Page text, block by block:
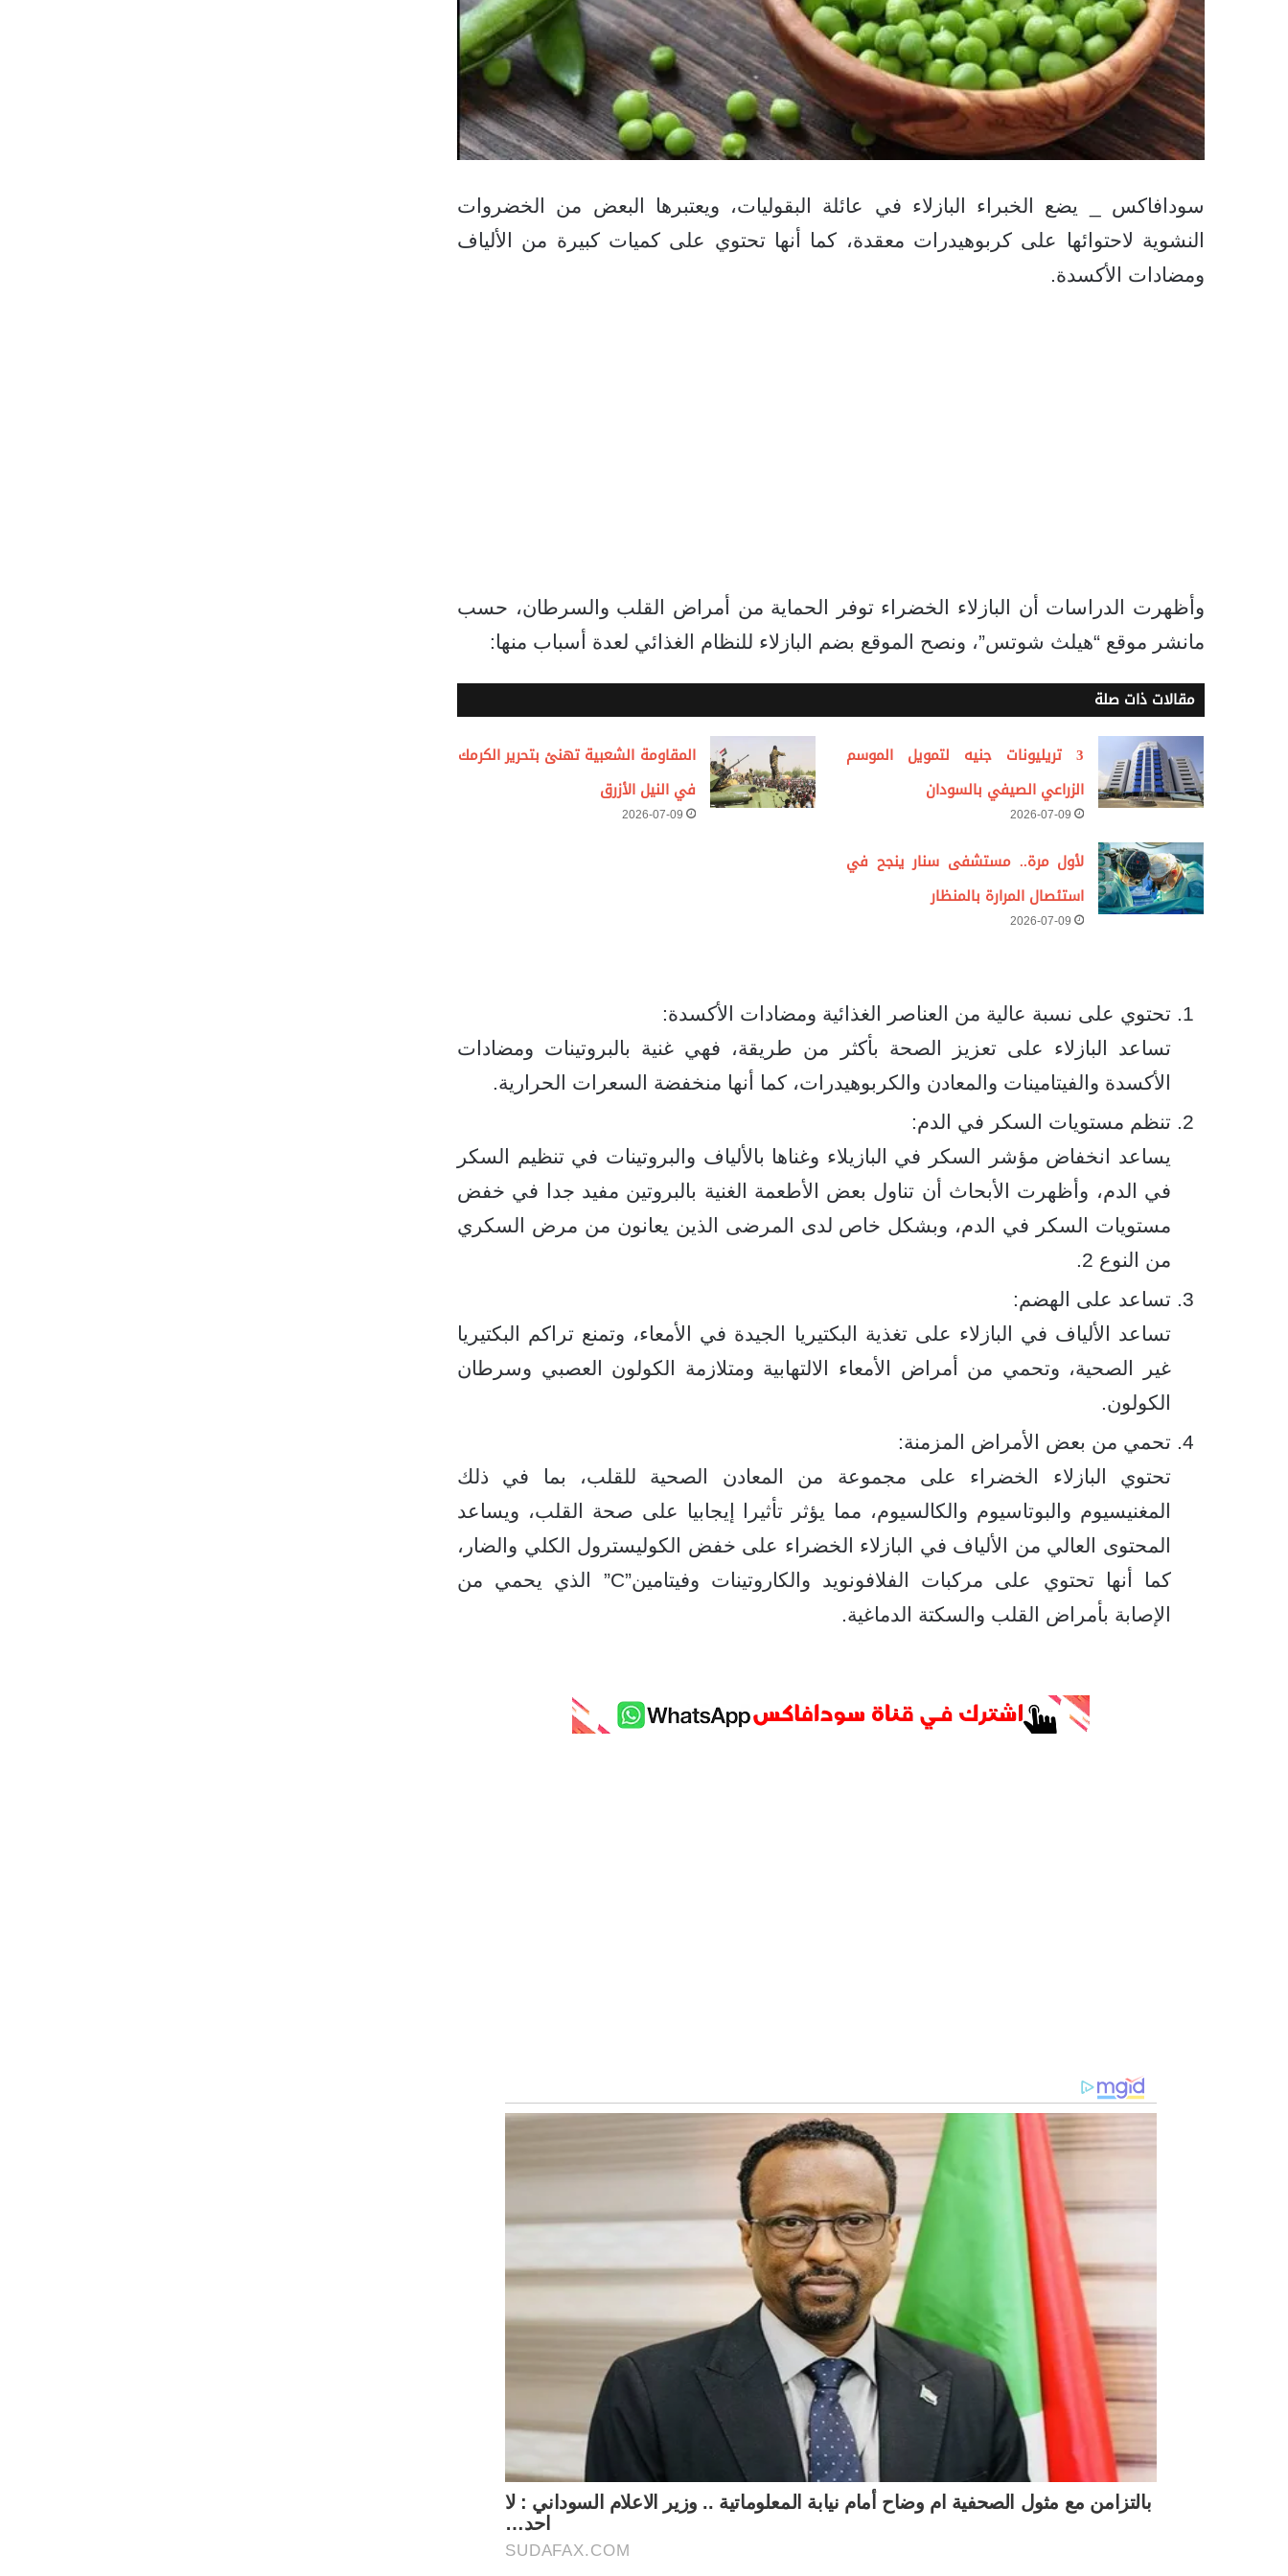
سودافاكس _ يضع الخبراء البازلاء في عائلة البقوليات، ويعتبرها البعض من الخضروات
النشوية لاحتوائها على كربوهيدرات معقدة، كما أنها تحتوي على كميات كبيرة من الألياف
ومضادات الأكسدة.
وأظهرت الدراسات أن البازلاء الخضراء توفر الحماية من أمراض القلب والسرطان، حسب
مانشر موقع “هيلث شوتس”، ونصح الموقع بضم البازلاء للنظام الغذائي لعدة أسباب منها:
مقالات ذات صلة
3 تريليونات جنيه لتمويل الموسم
الزراعي الصيفي بالسودان
2026-07-09
المقاومة الشعبية تهنئ بتحرير الكرمك
في النيل الأزرق
2026-07-09
لأول مرة.. مستشفى سنار ينجح في
استئصال المرارة بالمنظار
2026-07-09
تحتوي على نسبة عالية من العناصر الغذائية ومضادات الأكسدة:
تساعد البازلاء على تعزيز الصحة بأكثر من طريقة، فهي غنية بالبروتينات ومضادات
الأكسدة والفيتامينات والمعادن والكربوهيدرات، كما أنها منخفضة السعرات الحرارية.
تنظم مستويات السكر في الدم:
يساعد انخفاض مؤشر السكر في البازيلاء وغناها بالألياف والبروتينات في تنظيم السكر
في الدم، وأظهرت الأبحاث أن تناول بعض الأطعمة الغنية بالبروتين مفيد جدا في خفض
مستويات السكر في الدم، وبشكل خاص لدى المرضى الذين يعانون من مرض السكري
من النوع 2.
تساعد على الهضم:
تساعد الألياف في البازلاء على تغذية البكتيريا الجيدة في الأمعاء، وتمنع تراكم البكتيريا
غير الصحية، وتحمي من أمراض الأمعاء الالتهابية ومتلازمة الكولون العصبي وسرطان
الكولون.
تحمي من بعض الأمراض المزمنة:
تحتوي البازلاء الخضراء على مجموعة من المعادن الصحية للقلب، بما في ذلك
المغنيسيوم والبوتاسيوم والكالسيوم، مما يؤثر تأثيرا إيجابيا على صحة القلب، ويساعد
المحتوى العالي من الألياف في البازلاء الخضراء على خفض الكوليسترول الكلي والضار،
كما أنها تحتوي على مركبات الفلافونويد والكاروتينات وفيتامين”C” الذي يحمي من
الإصابة بأمراض القلب والسكتة الدماغية.